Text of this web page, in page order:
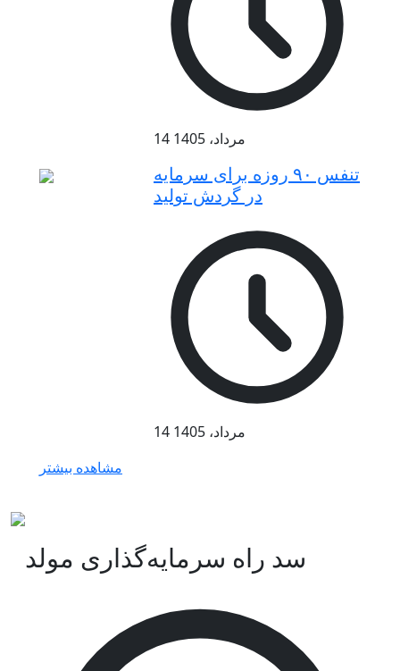
14 مرداد، 1405
تنفس ۹۰ روزه برای سرمایه
در گردش تولید
14 مرداد، 1405
مشاهده بیشتر
سد راه سرمایه‌گذاری مولد